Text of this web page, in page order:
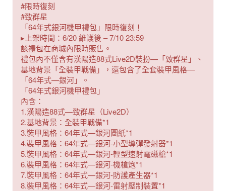
#限時復刻
#致群星
「64年式銀河機甲禮包」限時復刻！
▸上架時間：6/20 維護後 – 7/10 23:59
該禮包在商城內限時販售。
禮包內不僅含有漢陽造88式Live2D裝扮—「致群星」、
基地背景「全裝甲戰備」，還包含了全套裝甲風格—
「64年式—銀河」。
「64年式銀河機甲禮包」
內含：
1.漢陽造88式—致群星（Live2D）
2.基地背景：全裝甲戰備*1
3.裝甲風格：64年式—銀河圖紙*1
4.裝甲風格：64年式—銀河-小型導彈發射器*1
5.裝甲風格：64年式—銀河-輕型速射電磁槍*1
6.裝甲風格：64年式—銀河-機槍炮*1
7.裝甲風格：64年式—銀河-防護產生器*1
8.裝甲風格：64年式—銀河-雷射壓制裝置*1